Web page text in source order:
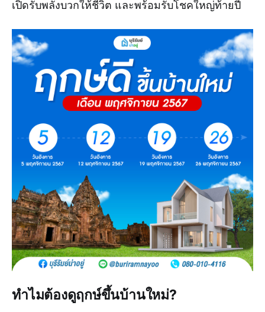
เปิดรับพลังบวกให้ชีวิต และพร้อมรับโชคใหญ่ท้ายปี
ทำไมต้องดูฤกษ์ขึ้นบ้านใหม่?